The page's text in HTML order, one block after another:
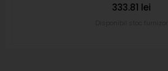
333.81 lei